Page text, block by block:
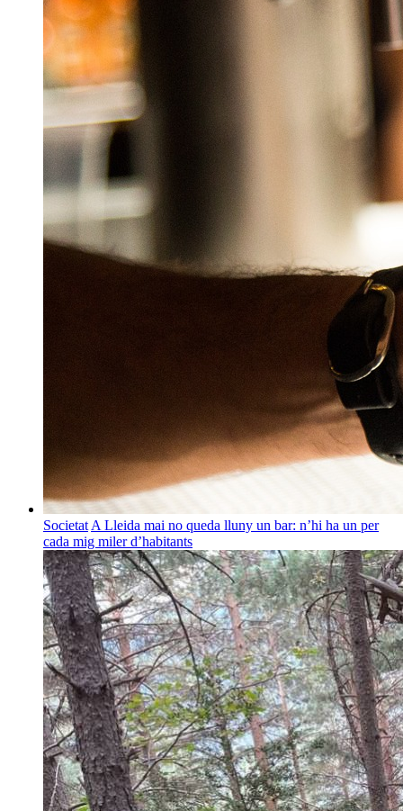
Societat A Lleida mai no queda lluny un bar: n’hi ha un per
cada mig miler d’habitants